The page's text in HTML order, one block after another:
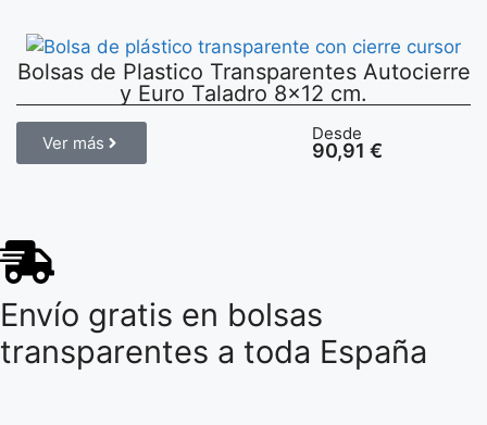
Bolsas de Plastico Transparentes Autocierre
y Euro Taladro 8×12 cm.
Ver más Desde
90,91 €
Envío gratis en bolsas
transparentes a toda España